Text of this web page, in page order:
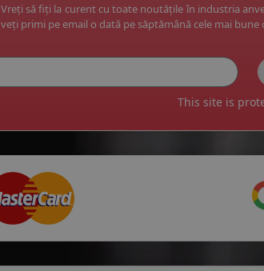
Vreți să fiți la curent cu toate noutățile în industria
veți primi pe email o dată pe săptămână cele mai
This site is